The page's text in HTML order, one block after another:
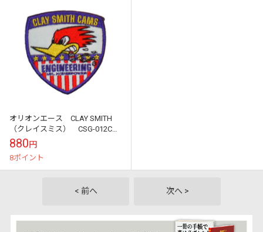
オリオンエース CLAY SMITH
（クレイスミス） CSG-012C
ワッペン
880円
8ポイント
< 前へ 次へ >